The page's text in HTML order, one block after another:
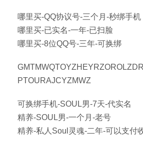
哪里买-QQ协议号-三个月-秒绑手机
哪里买-已实名-一年-已扫脸
哪里买-8位QQ号-三年-可换绑
PTOURAJCYZMWZ
可换绑手机-SOUL男-7天-代实名
精养-SOUL男-一个月-老号
精养-私人Soul灵魂-二年-可以支付